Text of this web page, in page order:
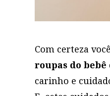
Com certeza
roupas do bebê
carinho e